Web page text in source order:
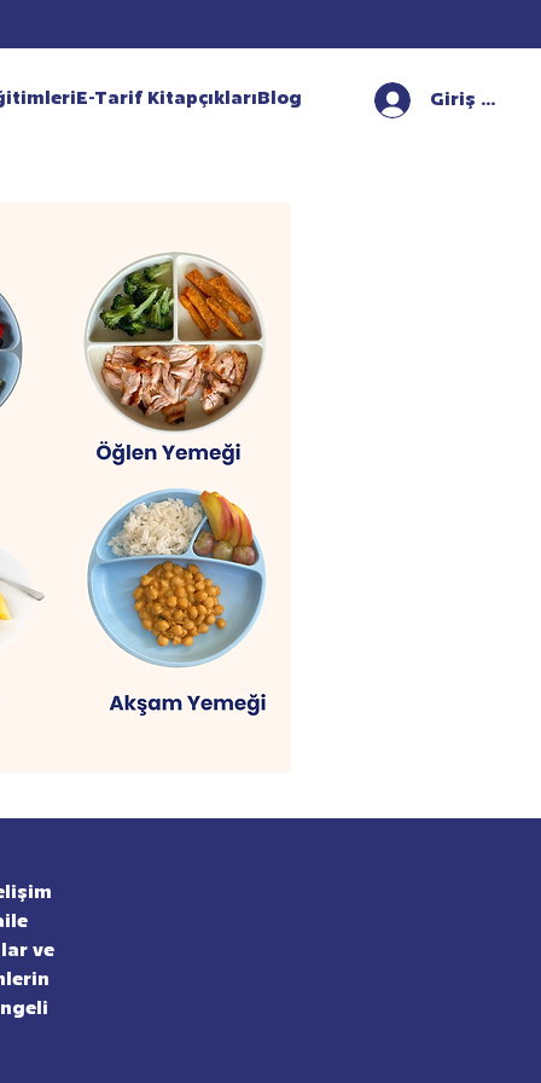
E-Tarif Kitapçıkları Blog Giriş Yap
ve